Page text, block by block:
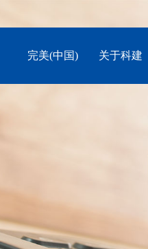
关于科建
完美(中国)